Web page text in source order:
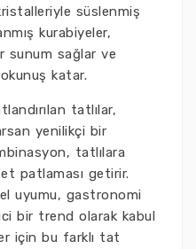
süslenmiş
kurabiyeler,
sunum sağlar ve
katar.
tatlılar,
yenilikçi bir
tatlılara
patlaması getirir.
uyumu, gastronomi
bir trend olarak kabul
için bu farklı tat